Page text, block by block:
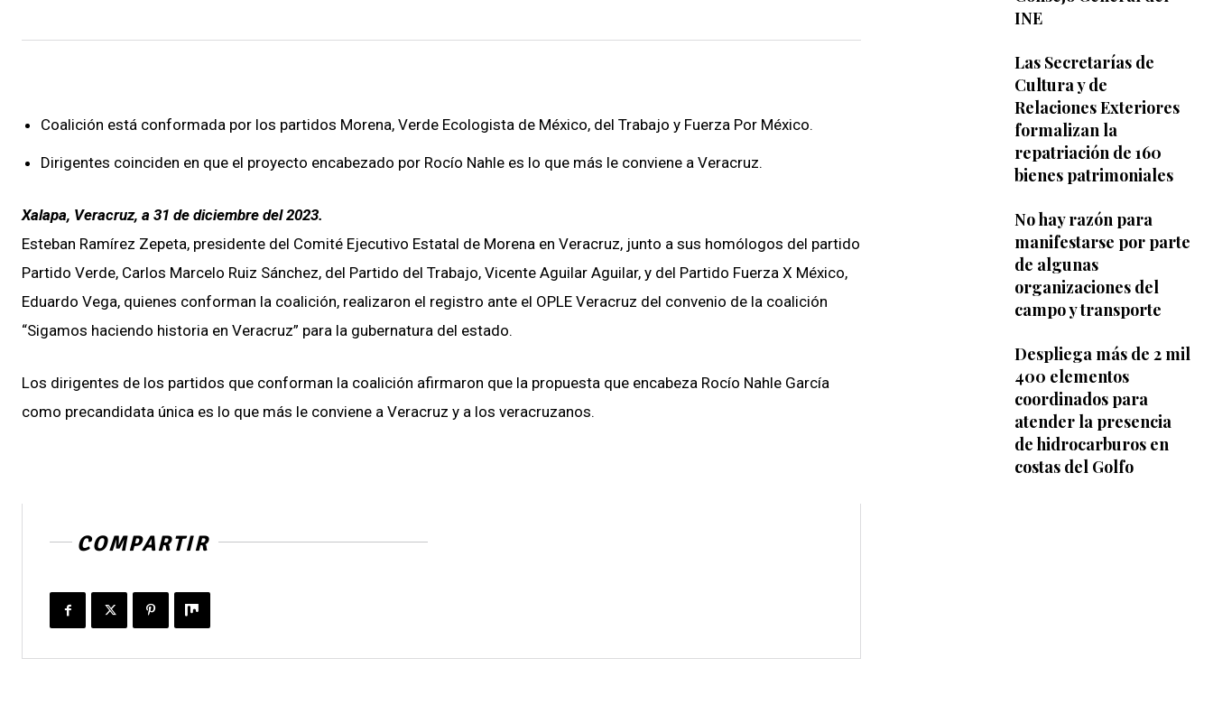
Coalición está conformada por los partidos Morena, Verde Ecologista de México, del Trabajo y Fuerza Por México.
⁠Dirigentes coinciden en que el proyecto encabezado por Rocío Nahle es lo que más le conviene a Veracruz.
Xalapa, Veracruz, a 31 de diciembre del 2023.
Esteban Ramírez Zepeta, presidente del Comité Ejecutivo Estatal de Morena en Veracruz, junto a sus homólogos del partido
Partido Verde, Carlos Marcelo Ruiz Sánchez, del Partido del Trabajo, Vicente Aguilar Aguilar, y del Partido Fuerza X México,
Eduardo Vega, quienes conforman la coalición, realizaron el registro ante el OPLE Veracruz del convenio de la coalición
“Sigamos haciendo historia en Veracruz” para la gubernatura del estado.
Los dirigentes de los partidos que conforman la coalición afirmaron que la propuesta que encabeza Rocío Nahle García
como precandidata única es lo que más le conviene a Veracruz y a los veracruzanos.
COMPARTIR
INE
Las Secretarías de
Cultura y de
Relaciones Exteriores
formalizan la
repatriación de 160
bienes patrimoniales
No hay razón para
manifestarse por parte
de algunas
organizaciones del
campo y transporte
Despliega más de 2 mil
400 elementos
coordinados para
atender la presencia
de hidrocarburos en
costas del Golfo